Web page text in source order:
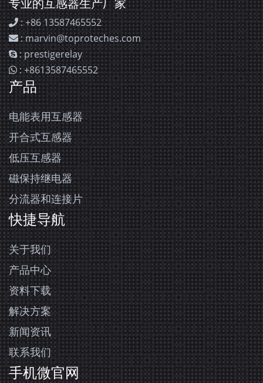
专业的互感器生产厂家
: +86 13587465552
: marvin@toproteches.com
: prestigerelay
: +8613587465552
产品
电能表用互感器
开合式互感器
低压互感器
磁保持继电器
分流器和连接片
快捷导航
关于我们
产品中心
资料下载
解决方案
新闻资讯
联系我们
手机微官网